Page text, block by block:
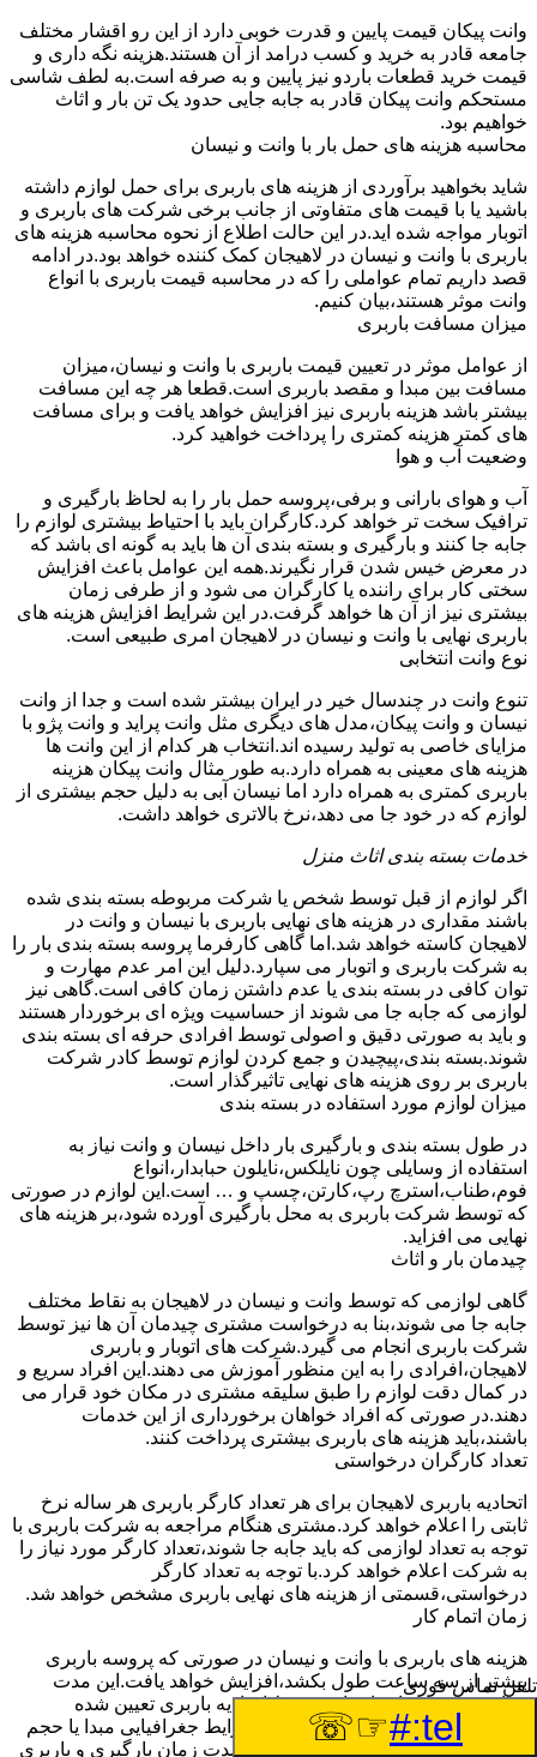
وانت پیکان قیمت پایین و قدرت خوبی دارد از این رو اقشار مختلف
جامعه قادر به خرید و کسب درامد از آن هستند.هزینه نگه داری و
قیمت خرید قطعات باردو نیز پایین و به صرفه است.به لطف شاسی
مستحکم وانت پیکان قادر به جابه جایی حدود یک تن بار و اثاث
خواهیم بود.
محاسبه هزینه های حمل بار با وانت و نیسان
شاید بخواهید برآوردی از هزینه های باربری برای حمل لوازم داشته
باشید یا با قیمت های متفاوتی از جانب برخی شرکت های باربری و
اتوبار مواجه شده اید.در این حالت اطلاع از نحوه محاسبه هزینه های
باربری با وانت و نیسان در لاهیجان کمک کننده خواهد بود.در ادامه
قصد داریم تمام عواملی را که در محاسبه قیمت باربری با انواع
وانت موثر هستند،بیان کنیم.
میزان مسافت باربری
از عوامل موثر در تعیین قیمت باربری با وانت و نیسان،میزان
مسافت بین مبدا و مقصد باربری است.قطعا هر چه این مسافت
بیشتر باشد هزینه باربری نیز افزایش خواهد یافت و برای مسافت
های کمتر هزینه کمتری را پرداخت خواهید کرد.
وضعیت آب و هوا
آب و هوای بارانی و برفی،پروسه حمل بار را به لحاظ بارگیری و
ترافیک سخت تر خواهد کرد.کارگران باید با احتیاط بیشتری لوازم را
جابه جا کنند و بارگیری و بسته بندی آن ها باید به گونه ای باشد که
در معرض خیس شدن قرار نگیرند.همه این عوامل باعث افزایش
سختی کار برای راننده یا کارگران می شود و از طرفی زمان
بیشتری نیز از آن ها خواهد گرفت.در این شرایط افزایش هزینه های
باربری نهایی با وانت و نیسان در لاهیجان امری طبیعی است.
نوع وانت انتخابی
تنوع وانت در چندسال خیر در ایران بیشتر شده است و جدا از وانت
نیسان و وانت پیکان،مدل های دیگری مثل وانت پراید و وانت پژو با
مزایای خاصی به تولید رسیده اند.انتخاب هر کدام از این وانت ها
هزینه های معینی به همراه دارد.به طور مثال وانت پیکان هزینه
باربری کمتری به همراه دارد اما نیسان آبی به دلیل حجم بیشتری از
لوازم که در خود جا می دهد،نرخ بالاتری خواهد داشت.
خدمات بسته بندی اثاث منزل
اگر لوازم از قبل توسط شخص یا شرکت مربوطه بسته بندی شده
باشند مقداری در هزینه های نهایی باربری با نیسان و وانت در
لاهیجان کاسته خواهد شد.اما گاهی کارفرما پروسه بسته بندی بار را
به شرکت باربری و اتوبار می سپارد.دلیل این امر عدم مهارت و
توان کافی در بسته بندی یا عدم داشتن زمان کافی است.گاهی نیز
لوازمی که جابه جا می شوند از حساسیت ویژه ای برخوردار هستند
و باید به صورتی دقیق و اصولی توسط افرادی حرفه ای بسته بندی
شوند.بسته بندی،پیچیدن و جمع کردن لوازم توسط کادر شرکت
باربری بر روی هزینه های نهایی تاثیرگذار است.
میزان لوازم مورد استفاده در بسته بندی
در طول بسته بندی و بارگیری بار داخل نیسان و وانت نیاز به
استفاده از وسایلی چون نایلکس،نایلون حبابدار،انواع
فوم،طناب،استرچ رپ،کارتن،چسپ و … است.این لوازم در صورتی
که توسط شرکت باربری به محل بارگیری آورده شود،بر هزینه های
نهایی می افزاید.
چیدمان بار و اثاث
گاهی لوازمی که توسط وانت و نیسان در لاهیجان به نقاط مختلف
جابه جا می شوند،بنا به درخواست مشتری چیدمان آن ها نیز توسط
شرکت باربری انجام می گیرد.شرکت های اتوبار و باربری
لاهیجان،افرادی را به این منظور آموزش می دهند.این افراد سریع و
در کمال دقت لوازم را طبق سلیقه مشتری در مکان خود قرار می
دهند.در صورتی که افراد خواهان برخورداری از این خدمات
باشند،باید هزینه های باربری بیشتری پرداخت کنند.
تعداد کارگران درخواستی
اتحادیه باربری لاهیجان برای هر تعداد کارگر باربری هر ساله نرخ
ثابتی را اعلام خواهد کرد.مشتری هنگام مراجعه به شرکت باربری با
توجه به تعداد لوازمی که باید جابه جا شوند،تعداد کارگر مورد نیاز را
به شرکت اعلام خواهد کرد.با توجه به تعداد کارگر
درخواستی،قسمتی از هزینه های نهایی باربری مشخص خواهد شد.
زمان اتمام کار
هزینه های باربری با وانت و نیسان در صورتی که پروسه باربری
بیشتر از سه ساعت طول بکشد،افزایش خواهد یافت.این مدت
زمان به صورت استادندارد توسط اتحادیه باربری تعیین شده
است.عواملی مثل آب وهوا،ترافیک،شرایط جغرافیایی مبدا یا حجم
زیاد لوازم ممکن است باعث افزایش مدت زمان بارگیری و باربری
تلفن تماس فوری
tel:#
☞☏